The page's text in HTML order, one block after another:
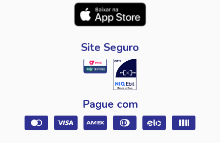
Site Seguro
Pague com